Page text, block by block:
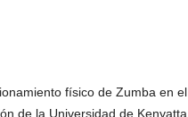
físico de Zumba en el
de la Universidad de Kenyatta